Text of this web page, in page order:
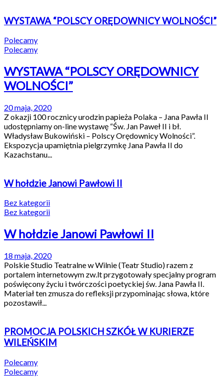
WYSTAWA “POLSCY ORĘDOWNICY WOLNOŚCI”
Polecamy
Polecamy
WYSTAWA “POLSCY ORĘDOWNICY
WOLNOŚCI”
20 maja, 2020
Z okazji 100 rocznicy urodzin papieża Polaka – Jana Pawła II
udostępniamy on-line wystawę “Św. Jan Paweł II i bł.
Władysław Bukowiński – Polscy Orędownicy Wolności”.
Ekspozycja upamiętnia pielgrzymkę Jana Pawła II do
Kazachstanu...
W hołdzie Janowi Pawłowi II
Bez kategorii
Bez kategorii
W hołdzie Janowi Pawłowi II
18 maja, 2020
Polskie Studio Teatralne w Wilnie (Teatr Studio) razem z
portalem internetowym zw.lt przygotowały specjalny program
poświęcony życiu i twórczości poetyckiej św. Jana Pawła II.
Materiał ten zmusza do refleksji przypominając słowa, które
pozostawił...
PROMOCJA POLSKICH SZKÓŁ W KURIERZE
WILEŃSKIM
Polecamy
Polecamy